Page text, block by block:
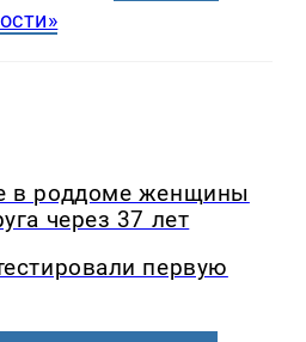
в роддоме женщины
через 37 лет
первую